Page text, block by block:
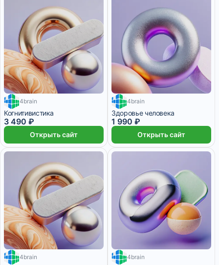
4brain
Когнитивистика
3 490 ₽
Открыть сайт
2 месяца
4brain
Здоровье человека
1 990 ₽
Открыть сайт
4brain 4brain